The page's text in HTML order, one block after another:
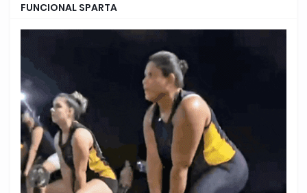
FUNCIONAL SPARTA